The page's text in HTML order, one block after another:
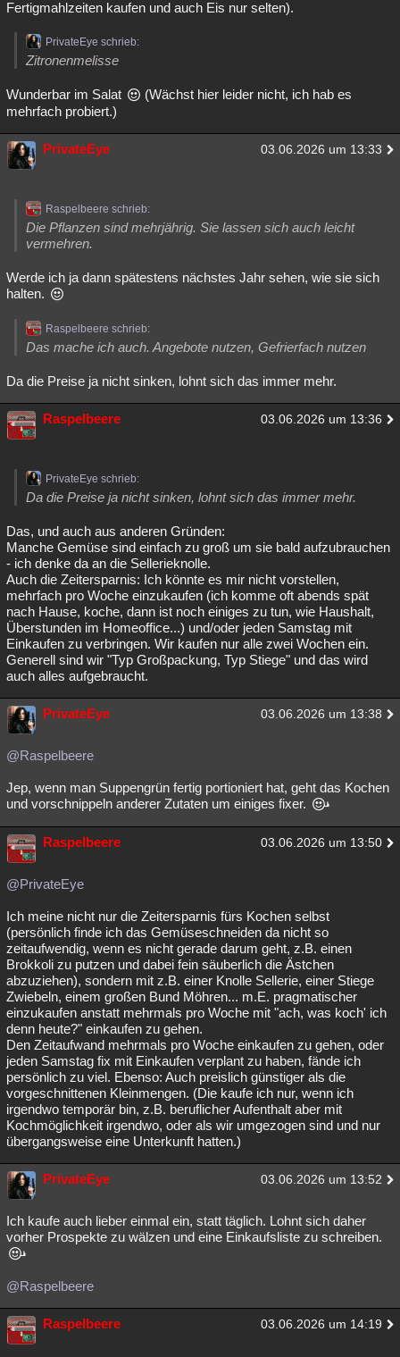
Fertigmahlzeiten kaufen und auch Eis nur selten).
PrivateEye schrieb:
Zitronenmelisse
Wunderbar im Salat
(Wächst hier leider nicht, ich hab es
mehrfach probiert.)
PrivateEye 03.06.2026 um 13:33
Raspelbeere schrieb:
Die Pflanzen sind mehrjährig. Sie lassen sich auch leicht
vermehren.
Werde ich ja dann spätestens nächstes Jahr sehen, wie sie sich
halten.
Raspelbeere schrieb:
Das mache ich auch. Angebote nutzen, Gefrierfach nutzen
Da die Preise ja nicht sinken, lohnt sich das immer mehr.
Raspelbeere 03.06.2026 um 13:36
PrivateEye schrieb:
Da die Preise ja nicht sinken, lohnt sich das immer mehr.
Das, und auch aus anderen Gründen:
Manche Gemüse sind einfach zu groß um sie bald aufzubrauchen
- ich denke da an die Sellerieknolle.
Auch die Zeitersparnis: Ich könnte es mir nicht vorstellen,
mehrfach pro Woche einzukaufen (ich komme oft abends spät
nach Hause, koche, dann ist noch einiges zu tun, wie Haushalt,
Überstunden im Homeoffice...) und/oder jeden Samstag mit
Einkaufen zu verbringen. Wir kaufen nur alle zwei Wochen ein.
Generell sind wir "Typ Großpackung, Typ Stiege" und das wird
auch alles aufgebraucht.
PrivateEye 03.06.2026 um 13:38
@Raspelbeere
Jep, wenn man Suppengrün fertig portioniert hat, geht das Kochen
und vorschnippeln anderer Zutaten um einiges fixer.
Raspelbeere 03.06.2026 um 13:50
@PrivateEye
Ich meine nicht nur die Zeitersparnis fürs Kochen selbst
(persönlich finde ich das Gemüseschneiden da nicht so
zeitaufwendig, wenn es nicht gerade darum geht, z.B. einen
Brokkoli zu putzen und dabei fein säuberlich die Ästchen
abzuziehen), sondern mit z.B. einer Knolle Sellerie, einer Stiege
Zwiebeln, einem großen Bund Möhren... m.E. pragmatischer
einzukaufen anstatt mehrmals pro Woche mit "ach, was koch' ich
denn heute?" einkaufen zu gehen.
Den Zeitaufwand mehrmals pro Woche einkaufen zu gehen, oder
jeden Samstag fix mit Einkaufen verplant zu haben, fände ich
persönlich zu viel. Ebenso: Auch preislich günstiger als die
vorgeschnittenen Kleinmengen. (Die kaufe ich nur, wenn ich
irgendwo temporär bin, z.B. beruflicher Aufenthalt aber mit
Kochmöglichkeit irgendwo, oder als wir umgezogen sind und nur
übergangsweise eine Unterkunft hatten.)
PrivateEye 03.06.2026 um 13:52
Ich kaufe auch lieber einmal ein, statt täglich. Lohnt sich daher
vorher Prospekte zu wälzen und eine Einkaufsliste zu schreiben.
@Raspelbeere
Raspelbeere 03.06.2026 um 14:19